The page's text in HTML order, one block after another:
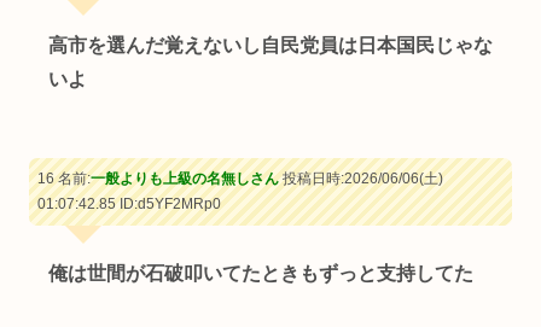
高市を選んだ覚えないし自民党員は日本国民じゃな
いよ
16 名前:一般よりも上級の名無しさん投稿日時:2026/06/06(土)
01:07:42.85ID:d5YF2MRp0
俺は世間が石破叩いてたときもずっと支持してた